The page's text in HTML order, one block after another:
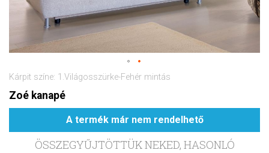
Kárpit színe: 1.Világosszürke-Fehér mintás
Zoé kanapé
A termék már nem rendelhető
ÖSSZEGYŰJTÖTTÜK NEKED, HASONLÓ